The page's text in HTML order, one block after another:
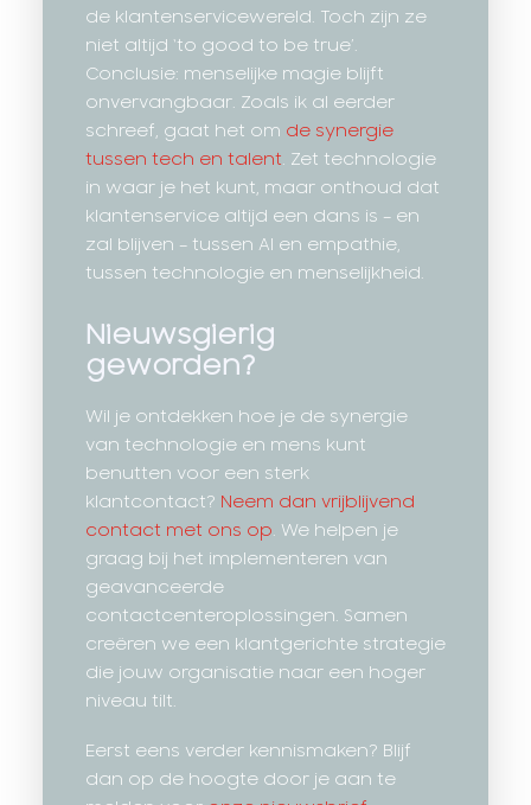
de klantenservicewereld. Toch zijn ze
niet altijd ‘to good to be true’.
Conclusie: menselijke magie blijft
onvervangbaar. Zoals ik al eerder
schreef, gaat het om de synergie
tussen tech en talent. Zet technologie
in waar je het kunt, maar onthoud dat
klantenservice altijd een dans is – en
zal blijven – tussen AI en empathie,
tussen technologie en menselijkheid.
Nieuwsgierig
geworden?
Wil je ontdekken hoe je de synergie
van technologie en mens kunt
benutten voor een sterk
klantcontact? Neem dan vrijblijvend
contact met ons op. We helpen je
graag bij het implementeren van
geavanceerde
contactcenteroplossingen. Samen
creëren we een klantgerichte strategie
die jouw organisatie naar een hoger
niveau tilt.
Eerst eens verder kennismaken? Blijf
dan op de hoogte door je aan te